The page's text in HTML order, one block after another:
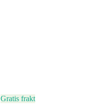
Gratis frakt